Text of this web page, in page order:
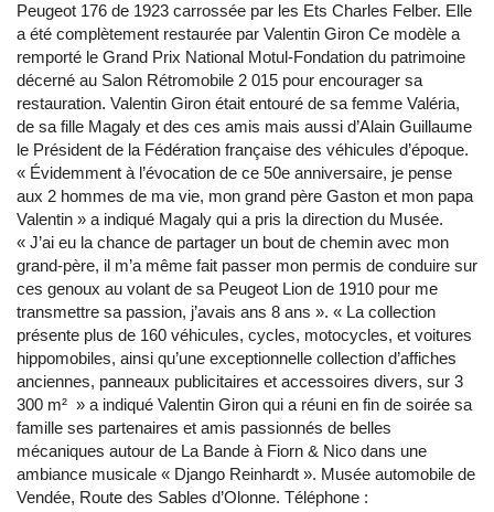
Peugeot 176 de 1923 carrossée par les Ets Charles Felber. Elle
a été complètement restaurée par Valentin Giron Ce modèle a
remporté le Grand Prix National Motul-Fondation du patrimoine
décerné au Salon Rétromobile 2 015 pour encourager sa
restauration. Valentin Giron était entouré de sa femme Valéria,
de sa fille Magaly et des ces amis mais aussi d’Alain Guillaume
le Président de la Fédération française des véhicules d’époque.
« Évidemment à l’évocation de ce 50e anniversaire, je pense
aux 2 hommes de ma vie, mon grand père Gaston et mon papa
Valentin » a indiqué Magaly qui a pris la direction du Musée.
« J’ai eu la chance de partager un bout de chemin avec mon
grand-père, il m’a même fait passer mon permis de conduire sur
ces genoux au volant de sa Peugeot Lion de 1910 pour me
transmettre sa passion, j’avais ans 8 ans ». « La collection
présente plus de 160 véhicules, cycles, motocycles, et voitures
hippomobiles, ainsi qu’une exceptionnelle collection d’affiches
anciennes, panneaux publicitaires et accessoires divers, sur 3
300 m² » a indiqué Valentin Giron qui a réuni en fin de soirée sa
famille ses partenaires et amis passionnés de belles
mécaniques autour de La Bande à Fiorn & Nico dans une
ambiance musicale « Django Reinhardt ». Musée automobile de
Vendée, Route des Sables d’Olonne. Téléphone :